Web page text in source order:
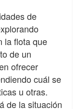
de
laflota que
de un
ofrecer
cuál se
u otras.
de lasituación